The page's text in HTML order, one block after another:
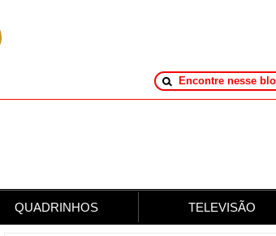
QUADRINHOS TELEVISÃO